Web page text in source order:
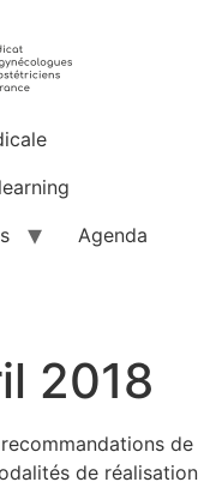
Agenda
2018
de
de réalisation